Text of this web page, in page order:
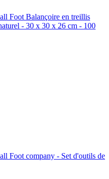
Foot Balançoire en treillis
- 30 x 30 x 26 cm - 100
Foot company - Set d'outils de